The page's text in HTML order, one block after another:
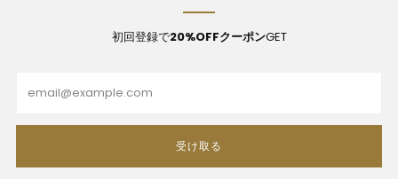
初回登録で20%OFFクーポンGET
受け取る